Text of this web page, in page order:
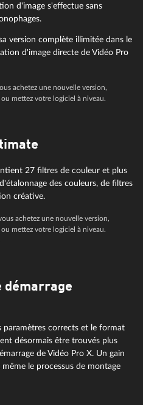
d'image s'effectue sans
version complète illimitée dans le
d'image directe de Vidéo Pro
achetez une nouvelle version,
mettez votre logiciel à niveau.
27 filtres de couleur et plus
des couleurs, de filtres
créative.
achetez une nouvelle version,
mettez votre logiciel à niveau.
démarrage
paramètres corrects et le format
désormais être trouvés plus
de Vidéo Pro X. Un gain
le processus de montage